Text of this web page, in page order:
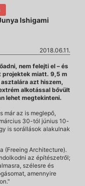
Ishigami
2018.06.11.
nem felejti el – és
projektek miatt. 9,5 m
azt hiszem,
alkotással bővült
lehet megtekinteni.
már az is meglepő,
30-tól június 10-
is sorállások alakulnak
(Freeing Architecture).
az építészetről;
szélesre és
amennyire